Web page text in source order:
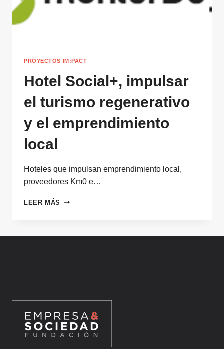
PROYECTOS IM:PACT
Hotel Social+, impulsar
el turismo regenerativo
y el emprendimiento
local
Hoteles que impulsan emprendimiento local,
proveedores Km0 e…
LEER MÁS HOTEL